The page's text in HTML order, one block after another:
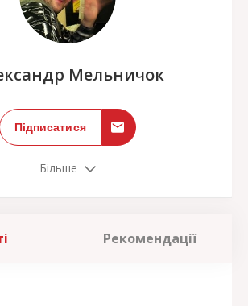
Мельничок
Підписатися
Більше
Рекомендації